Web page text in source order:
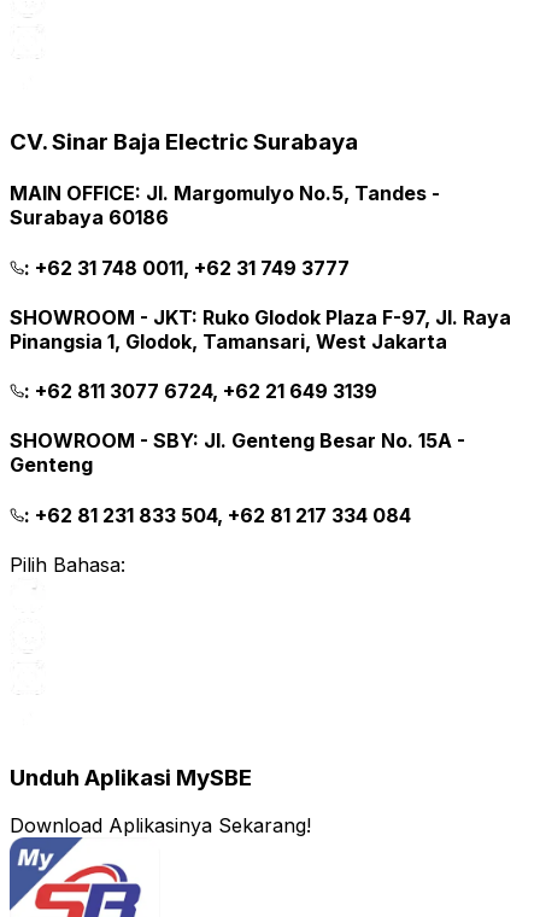
CV. Sinar Baja Electric Surabaya
MAIN OFFICE: Jl. Margomulyo No.5, Tandes -
Surabaya 60186
: +62 31 748 0011, +62 31 749 3777
SHOWROOM - JKT: Ruko Glodok Plaza F-97, Jl. Raya
Pinangsia 1, Glodok, Tamansari, West Jakarta
: +62 811 3077 6724, +62 21 649 3139
SHOWROOM - SBY: Jl. Genteng Besar No. 15A -
Genteng
: +62 81 231 833 504, +62 81 217 334 084
Pilih Bahasa:
Unduh Aplikasi MySBE
Download Aplikasinya Sekarang!